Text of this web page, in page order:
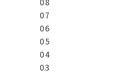
07
06
05
04
03